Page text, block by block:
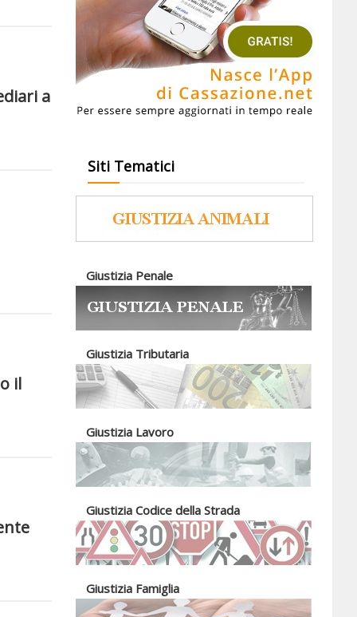
a
il
Siti Tematici
Giustizia Penale
Giustizia Tributaria
Giustizia Lavoro
Giustizia Codice della Strada
Giustizia Famiglia